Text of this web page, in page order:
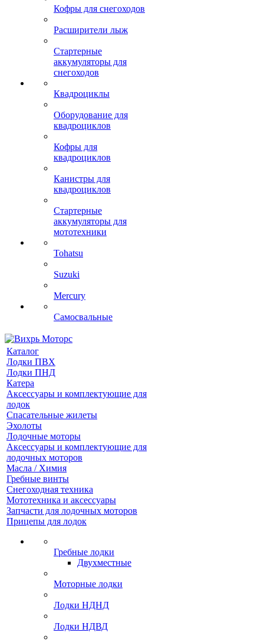
Кофры для снегоходов
Расширители лыж
Стартерные
аккумуляторы для
снегоходов
Квадроциклы
Оборудование для
квадроциклов
Кофры для
квадроциклов
Канистры для
квадроциклов
Стартерные
аккумуляторы для
мототехники
Tohatsu
Suzuki
Mercury
Самосвальные
Каталог
Лодки ПВХ
Лодки ПНД
Катера
Аксессуары и комплектующие для
лодок
Спасательные жилеты
Эхолоты
Лодочные моторы
Аксессуары и комплектующие для
лодочных моторов
Масла / Химия
Гребные винты
Снегоходная техника
Мототехника и аксессуары
Запчасти для лодочных моторов
Прицепы для лодок
Гребные лодки
Двухместные
Моторные лодки
Лодки НДНД
Лодки НДВД